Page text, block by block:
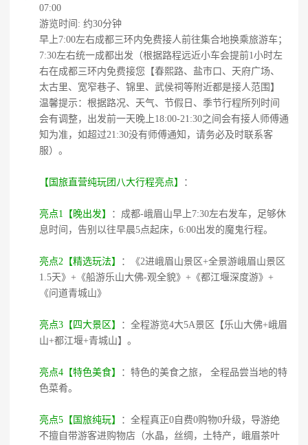
07:00
游览时间: 约30分钟
早上7:00左右成都三环内免费接人前往集合地换乘旅游车；
7:30左右统一成都出发（根据路程远近小车会提前1小时左
右在成都三环内免费接您【春熙路、盐市口、天府广场、
太古里、宽窄巷子、锦里、武侯祠等附近都是接人范围】
温馨提示：根据路况、天气、节假日、季节行程所列时间
会有调整，出发前一天晚上18:00-21:30之间会有接人师傅通
知为准，如超过21:30没有师傅通知，请务必及时联系客
服）。
【国旅直营纯玩团八大行程亮点】 ：
亮点1【晚出发】
：成都-峨眉山早上7:30左右发车，足够休
息时间，告别以往早晨5点起床，6:00出发的魔鬼行程。
亮点2【精选玩法】
：《2进峨眉山景区+全景游峨眉山景区
1.5天》+《船游乐山大佛-观全貌》+《都江堰深度游》+
《问道青城山》
亮点3【四大景区】
：全程游览4大5A景区【乐山大佛+峨眉
山+都江堰+青城山】。
亮点4【特色美食】
：特色的美食之旅， 全程品尝当地的特
色菜肴。
亮点5【国旅纯玩】
：全程真正0自费0购物0升级，导游绝
不擅自带游客进购物店（水晶，丝绸，土特产，峨眉茶叶